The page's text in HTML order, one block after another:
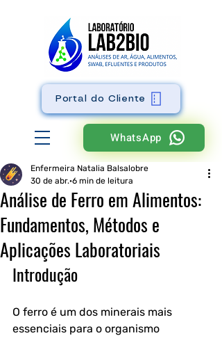
WhatsApp
Portal do Cliente
Análise de Ferro em Alimentos:
Fundamentos, Métodos e
Aplicações Laboratoriais
Enfermeira Natalia Balsalobre
30 de abr. 6 min de leitura
Introdução
O ferro é um dos minerais mais
essenciais para o organismo